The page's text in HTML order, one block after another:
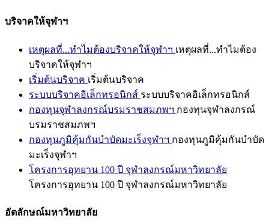
บริจาคให้จุฬาฯ
เหตุผลที่...ทำไมต้องบริจาคให้จุฬาฯ เหตุผลที่...ทำไมต้อง
บริจาคให้จุฬาฯ
เริ่มต้นบริจาค เริ่มต้นบริจาค
ระบบบริจาคอิเล็กทรอนิกส์ ระบบบริจาคอิเล็กทรอนิกส์
กองทุนจุฬาลงกรณ์บรมราชสมภพฯ กองทุนจุฬาลงกรณ์
บรมราชสมภพฯ
กองทุนภูมิคุ้มกันบำบัดมะเร็งจุฬาฯ กองทุนภูมิคุ้มกันบำบัด
มะเร็งจุฬาฯ
โครงการอุทยาน 100 ปี จุฬาลงกรณ์มหาวิทยาลัย
โครงการอุทยาน 100 ปี จุฬาลงกรณ์มหาวิทยาลัย
อัตลักษณ์มหาวิทยาลัย